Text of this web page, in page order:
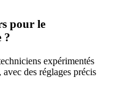
pour le
?
expérimentés
des réglages précis